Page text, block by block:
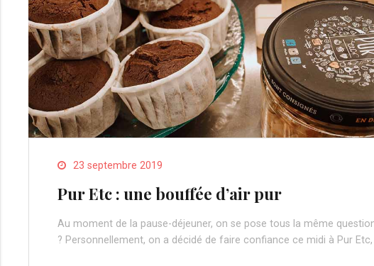
23 septembre 2019
Pur Etc : une bouffée d’air pur
Au moment de la pause-déjeuner, on se pose tous la même
? Personnellement, on a décidé de faire confiance ce midi à Pur